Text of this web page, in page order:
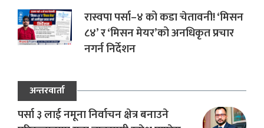
रास्वपा पर्सा–४ को कडा चेतावनी! ‘मिसन
८४’ र ‘मिसन मेयर’को अनधिकृत प्रचार
नगर्न निर्देशन
अन्तरवार्ता
पर्सा ३ लाई नमूना निर्वाचन क्षेत्र बनाउने